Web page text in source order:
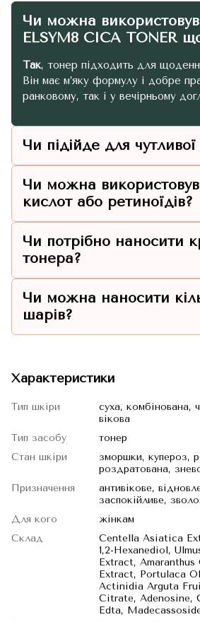
Чи можна
ELSYM8 CICA TONER
Так, тонер підходить для
Він має м’яку формулу і добре
ранковому, так і у вечірньому
Чи підійде для
Чи можна
кислот або ретиноїдів?
Чи потрібно наносити
тонера?
Чи можна наносити
шарів?
Характеристики
Тип шкіри
суха, комбінована,
вікова
Тип засобу
тонер
Стан шкіри
зморшки, купероз,
роздратована,
Призначення
антивікове,
заспокійливе,
Для кого
жінкам
Склад
Centella Asiatica
1,2-Hexanediol,
Extract, Amaranthus
Extract, Portulaca
Actinidia Arguta
Citrate, Adenosine,
Edta,